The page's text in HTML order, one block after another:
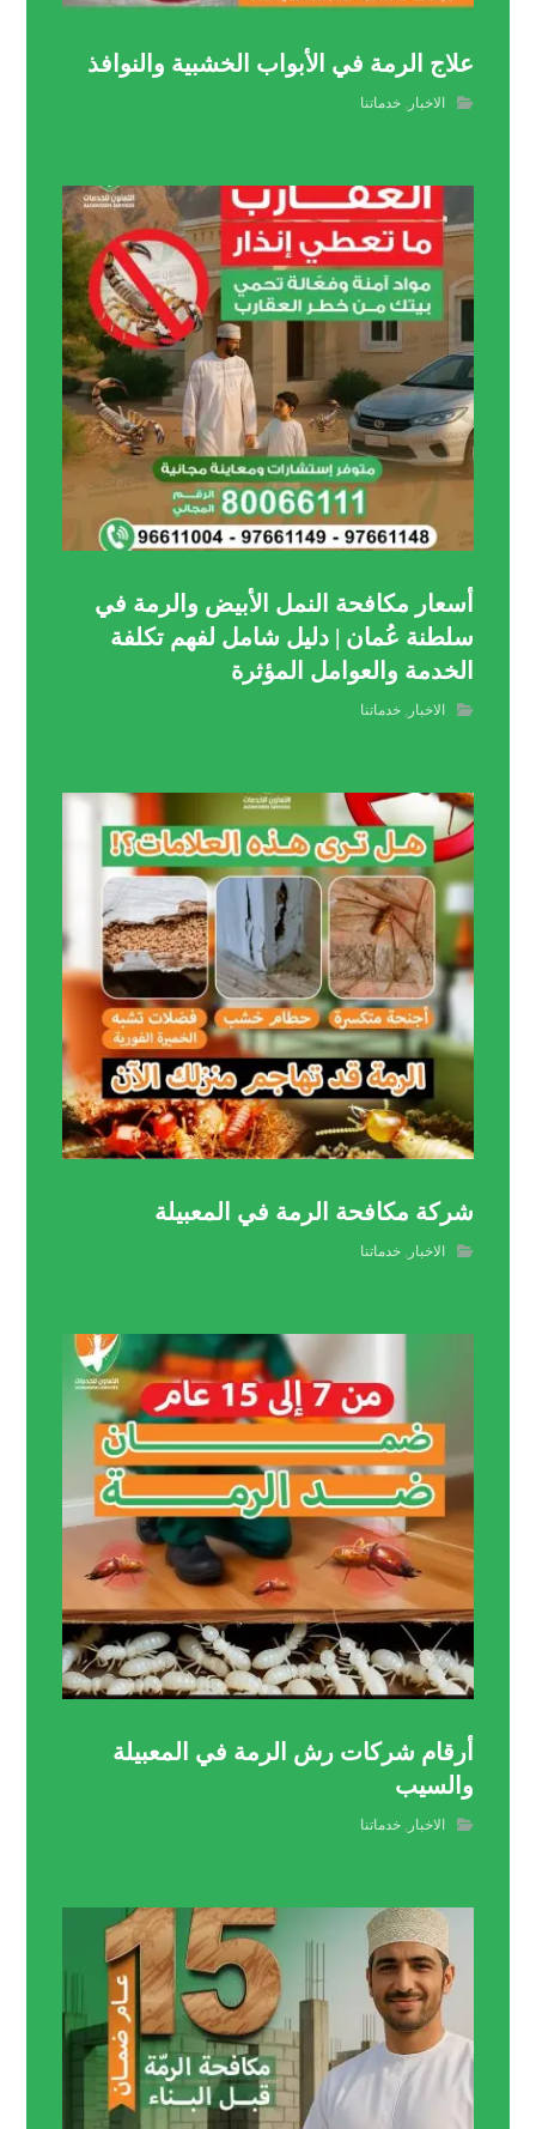
علاج الرمة في الأبواب الخشبية والنوافذ
الاخبار ,خدماتنا
أسعار مكافحة النمل الأبيض والرمة في
سلطنة عُمان | دليل شامل لفهم تكلفة
الخدمة والعوامل المؤثرة
الاخبار ,خدماتنا
شركة مكافحة الرمة في المعبيلة
الاخبار ,خدماتنا
أرقام شركات رش الرمة في المعبيلة
والسيب
الاخبار ,خدماتنا